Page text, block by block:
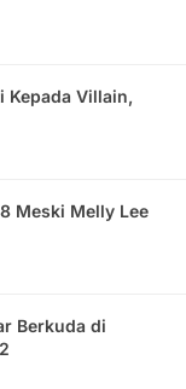
Kepada Villain,
Meski Melly Lee
Berkuda di